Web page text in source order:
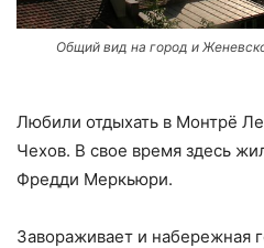
Общий вид на город и
Любили отдыхать в Монтрё
Чехов. В свое время здесь
Фредди Меркьюри.
Завораживает и набережная